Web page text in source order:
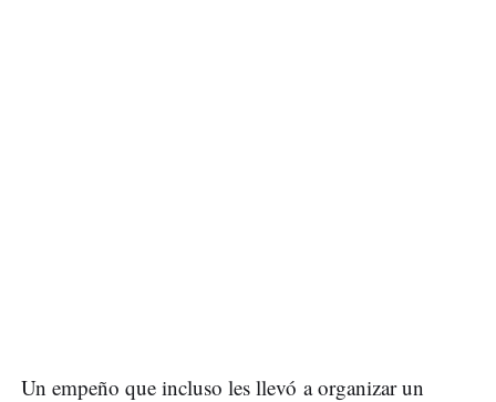
Un empeño que incluso les llevó a organizar un